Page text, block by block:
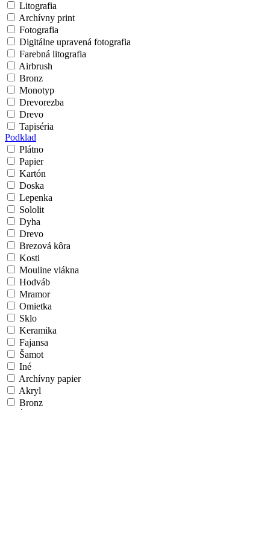
Litografia
Archívny print
Fotografia
Digitálne upravená fotografia
Farebná litografia
Airbrush
Bronz
Monotyp
Drevorezba
Drevo
Tapiséria
Podklad
Plátno
Papier
Kartón
Doska
Lepenka
Sololit
Dyha
Drevo
Brezová kôra
Kosti
Mouline vlákna
Hodváb
Mramor
Omietka
Sklo
Keramika
Fajansa
Šamot
Iné
Archívny papier
Akryl
Bronz